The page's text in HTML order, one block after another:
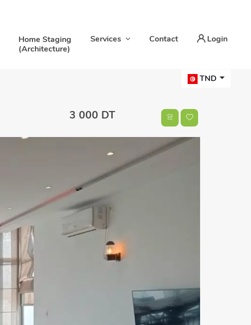
Home Staging
(Architecture)
Services Contact Login
TND
3 000 DT